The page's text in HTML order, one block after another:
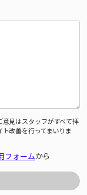
見はスタッフがすべて拝
改善を行ってまいりま
フォームから